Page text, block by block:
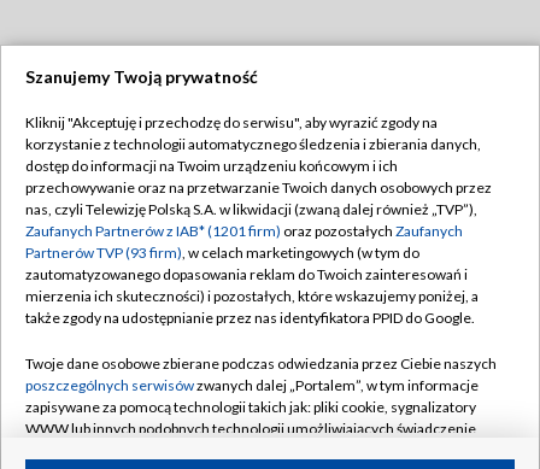
TVP
Abonament TVP
Emisja w TVP
Centrum informacji TVP
Naziemna Telewizja Cyfrowa
Rada Programowa
System NOS
Informacje o nadawcy
Regulamin TVP
Polityka prywatności
Moje zgody
Pomoc
Kontakt
Kanały
Szanujemy Twoją prywatność
Kliknij "Akceptuję i przechodzę do serwisu", aby wyrazić zgody na
korzystanie z technologii automatycznego śledzenia i zbierania danych,
dostęp do informacji na Twoim urządzeniu końcowym i ich
przechowywanie oraz na przetwarzanie Twoich danych osobowych przez
nas, czyli Telewizję Polską S.A. w likwidacji (zwaną dalej również „TVP”),
Zaufanych Partnerów z IAB* (1201 firm) oraz pozostałych Zaufanych
Partnerów TVP (93 firm), w celach marketingowych (w tym do
zautomatyzowanego dopasowania reklam do Twoich zainteresowań i
mierzenia ich skuteczności) i pozostałych, które wskazujemy poniżej, a
także zgody na udostępnianie przez nas identyfikatora PPID do Google.
Twoje dane osobowe zbierane podczas odwiedzania przez Ciebie naszych
poszczególnych serwisówzwanych dalej „Portalem”, w tym informacje
zapisywane za pomocą technologii takich jak: pliki cookie, sygnalizatory
WWW lub innych podobnych technologii umożliwiających świadczenie